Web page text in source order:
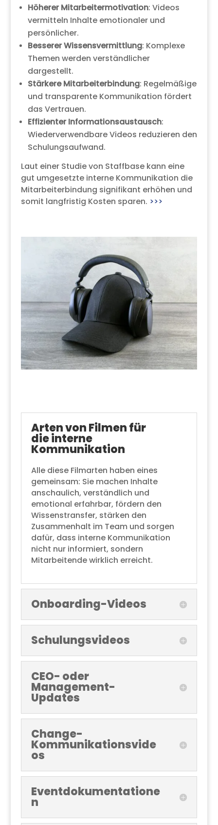
Höherer Mitarbeitermotivation: Videos
vermitteln Inhalte emotionaler und
persönlicher.
Besserer Wissensvermittlung: Komplexe
Themen werden verständlicher
dargestellt.
Stärkere Mitarbeiterbindung: Regelmäßige
und transparente Kommunikation fördert
das Vertrauen.
Effizienter Informationsaustausch:
Wiederverwendbare Videos reduzieren den
Schulungsaufwand.
Laut einer Studie von Staffbase kann eine
gut umgesetzte interne Kommunikation die
Mitarbeiterbindung signifikant erhöhen und
somit langfristig Kosten sparen. >>>
Arten von Filmen für
die interne
Kommunikation
Alle diese Filmarten haben eines
gemeinsam: Sie machen Inhalte
anschaulich, verständlich und
emotional erfahrbar, fördern den
Wissenstransfer, stärken den
Zusammenhalt im Team und sorgen
dafür, dass interne Kommunikation
nicht nur informiert, sondern
Mitarbeitende wirklich erreicht.
Onboarding-Videos
Schulungsvideos
CEO- oder
Management-
Updates
Change-
Kommunikationsvide
os
Eventdokumentatione
n